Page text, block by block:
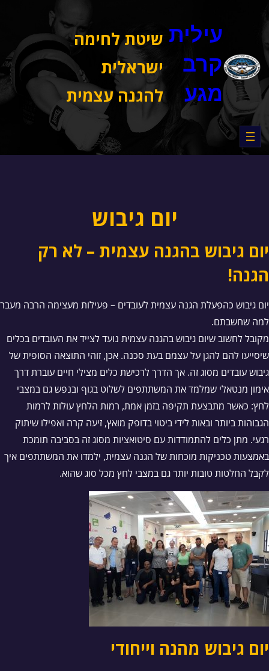
לתוכן
עילית
קרב
מגע
שיטת לחימה
ישראלית
להגנה עצמית
יום גיבוש
יום גיבוש בהגנה עצמית – לא רק
הגנה!
יום גיבוש כהפעלת הגנה עצמית לעובדים – פעילות מעצימה הרבה מעבר
למה שחשבתם.
מקובל לחשוב שיום גיבוש בהגנה עצמית נועד לצייד את העובדים בכלים
שיסייעו להם להגן על עצמם בעת סכנה. אכן, זוהי התוצאה הסופית של
גיבוש עובדים מסוג זה. אך הדרך לרכישת כלים מצילי חיים עוברת דרך
אימון מנטאלי שמלמד את המשתתפים לשלוט בגוף ובנפש גם במצבי
לחץ: כאשר מתבצעת תקיפה בזמן אמת, רמות הלחץ עולות לרמות
הגבוהות ביותר ובאות לידי ביטוי בדופק מואץ, זיעה קרה ואפילו שיתוק
רגעי. מתן כלים להתמודדות עם סיטואציות מסוג זה בסביבה תומכת
באמצעות טכניקות מוכחות של הגנה עצמית, ילמדו את המשתתפים איך
לקבל החלטות טובות יותר גם במצבי לחץ מכל סוג שהוא.
יום גיבוש מהנה וייחודי